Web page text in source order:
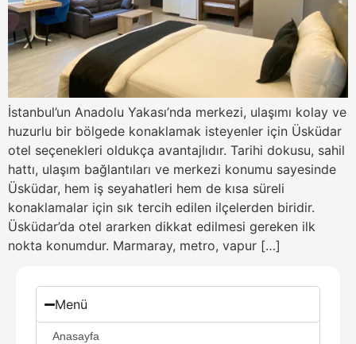
İstanbul’un Anadolu Yakası’nda merkezi, ulaşımı kolay ve
huzurlu bir bölgede konaklamak isteyenler için Üsküdar
otel seçenekleri oldukça avantajlıdır. Tarihi dokusu, sahil
hattı, ulaşım bağlantıları ve merkezi konumu sayesinde
Üsküdar, hem iş seyahatleri hem de kısa süreli
konaklamalar için sık tercih edilen ilçelerden biridir.
Üsküdar’da otel ararken dikkat edilmesi gereken ilk
nokta konumdur. Marmaray, metro, vapur […]
Menü
Anasayfa